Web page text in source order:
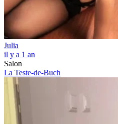
Julia
il y a 1 an
Salon
La Teste-de-Buch